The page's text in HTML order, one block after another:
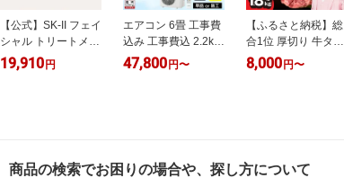
【公式】SK-II フェイ
シャル トリートメン
ト セラム トライア
ル キット SK-2 / SK-
妻 誕生日
19,910 円
エアコン 6畳 工事費
込み 工事費込 2.2kW
いたわりエコモード
プラス 快速パワー機
イリスオーヤマ * ク
47,800 円〜
【ふるさと納税】総
合1位 厚切り 牛タン
訳あり 暴れ盛り 牛
たん うなぎ 塩たん
肉 BBQ 最短翌日発
8,000 円〜
商品の検索でお困りの場合や、探し方について